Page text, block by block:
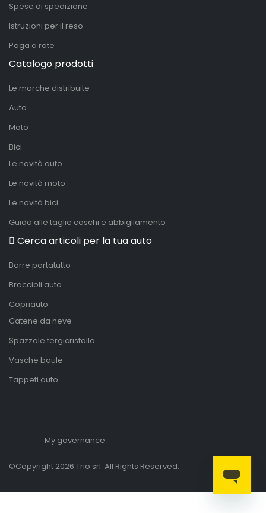
Spese di spedizione
Istruzioni per il reso
Paga a rate
Catalogo prodotti
Le marche distribuite
Auto
Moto
Bici
Le novità auto
Le novità moto
Le novità bici
Guida alle taglie caschi e abbigliamento
Cerca articoli per la tua auto
Barre portatutto
Braccioli auto
Copriauto
Catene da neve
Spazzole tergicristallo
Vasche baule
Tappeti auto
My governance
©Copyright 2026 Trio srl. All Rights Reserved.